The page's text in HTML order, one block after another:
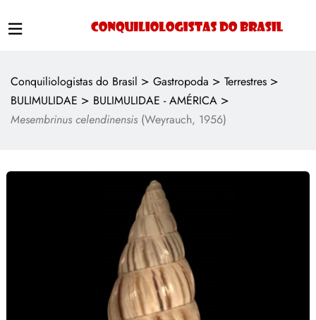
Conquiliologistas do Brasil > Gastropoda > Terrestres >
BULIMULIDAE > BULIMULIDAE - AMÉRICA >
Mesembrinus celendinensis (Weyrauch, 1956)